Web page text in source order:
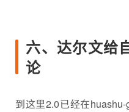
六、达尔文给
论
到这里2.0已经在